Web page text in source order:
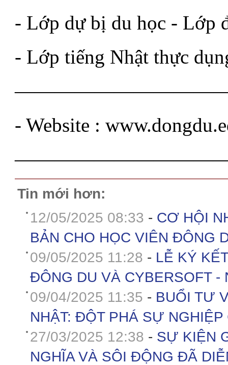
- Lớp dự bị du học - Lớp
- Lớp tiếng Nhật thực
- Website :
Tin mới hơn:
12/05/2025 08:33 - CƠ HỘI
BẢN CHO HỌC VIÊN ĐÔNG
09/05/2025 11:28 - LỄ KÝ
ĐÔNG DU VÀ CYBERSOFT -
09/04/2025 11:35 - BUỔI TƯ
NHẬT: ĐỘT PHÁ SỰ
27/03/2025 12:38 - SỰ KIỆN
NGHĨA VÀ SÔI ĐỘNG ĐÃ